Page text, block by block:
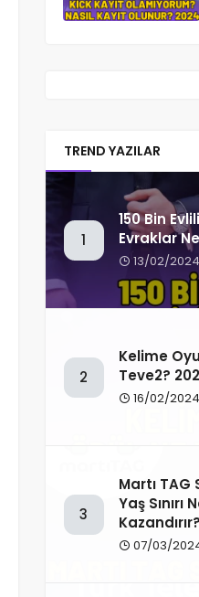
TREND YAZILAR
1
150 Bin
Evraklar
13/02/2024
2
Kelime
Teve2?
16/02/2024
3
Martı TAG
Yaş Sınırı
Kazandırır?
07/03/